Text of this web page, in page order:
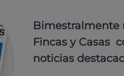
Bimestralmente
Fincas y Casas
noticias